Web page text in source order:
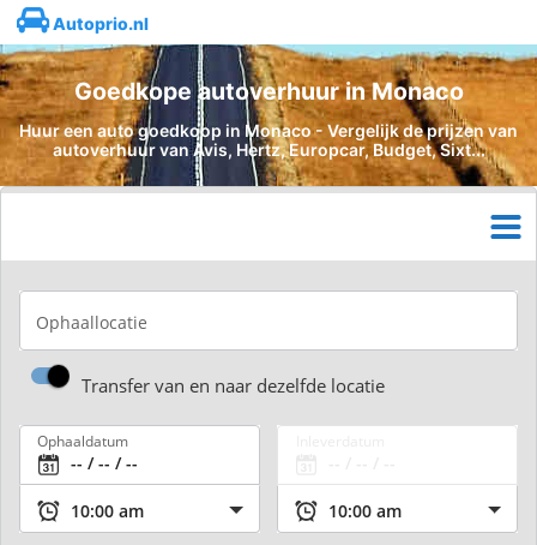
Autoprio.nl
Goedkope autoverhuur in Monaco
Huur een auto goedkoop in Monaco - Vergelijk de prijzen van
autoverhuur van Avis, Hertz, Europcar, Budget, Sixt...
Ophaallocatie
Transfer van en naar dezelfde locatie
Ophaaldatum